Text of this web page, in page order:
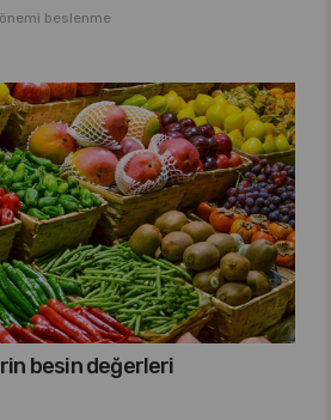
beslenme
besin değerleri